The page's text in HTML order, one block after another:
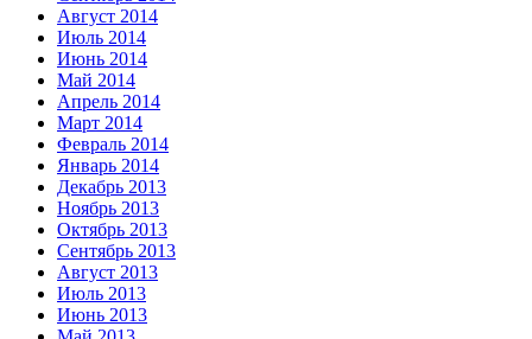
Август 2014
Июль 2014
Июнь 2014
Май 2014
Апрель 2014
Март 2014
Февраль 2014
Январь 2014
Декабрь 2013
Ноябрь 2013
Октябрь 2013
Сентябрь 2013
Август 2013
Июль 2013
Июнь 2013